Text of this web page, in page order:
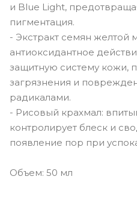
и Blue Light,
пигментация.
- Экстракт семян желтой
антиоксидантное
защитную систему кожи,
загрязнения и
радикалами.
- Рисовый крахмал:
контролирует блеск и
появление пор при
Объем: 50 мл